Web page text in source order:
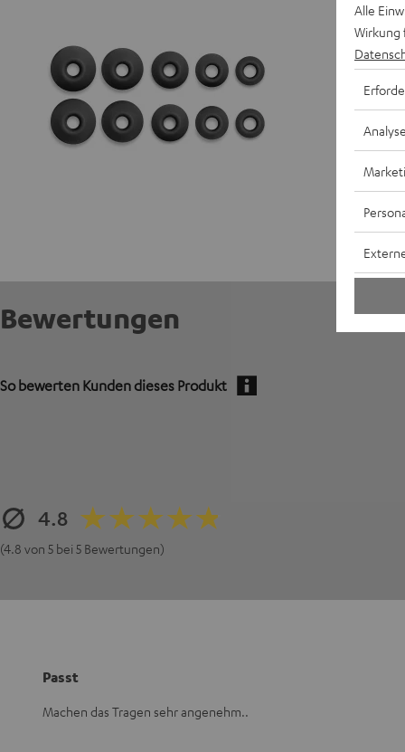
Bewertungen
So bewerten Kunden dieses Produkt
4.8
(4.8 von 5 bei 5 Bewertungen)
Passt
Machen das Tragen sehr angenehm..
Alle
Wirkung
Analyse